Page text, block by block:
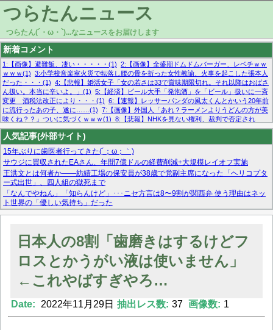
つらたんニュース
つらたん(´・ω・`)...なニュースをお届けします
新着コメント
1:【画像】避難飯、凄い・・・・・(1) 2:【画像】全盛期ドムドムバーガー、レベチｗｗ
ｗｗｗ(1) 3:小学校音楽室火災で転落し腰の骨を折った女性教諭、火事を起こした張本人
だった・・・(1) 4:【悲報】婚活女子「女の若さは33で賞味期限切れ。それ以降はおばさ
ん扱い。本当に辛いよ。」(1) 5:【経済】ビール大手「発泡酒」を「ビール」扱いに一斉
変更 酒税法改正により・・・(1) 6:【速報】レッサーパンダの風太くんとかいう20年前
に流行ったあの子、遂に……(1) 7:【画像】外国人「あれ？ラーメンよりうどんの方が美
味くね？？」ついに気づくｗｗｗ(1) 8:【悲報】NHKを見ない権利、裁判で否定され
る・・・(1) 9:欧州委員長「原発縮小は間違いでした」(1) 10:【悲報】日本企業の人手不
足、限界突破 52%「正社員も足りてません…」(1)
人気記事(外部サイト)
15年ぶりに歯医者行ってきた(´；ω；｀)
サウジに買収されたEAさん、年間7億ドルの経費削減+大規模レイオフ実施
王洪文とは何者か——紡績工場の保安員が38歳で党副主席になった「ヘリコプタ
ー式出世」、四人組の獄死まで
「なんでやねん」「知らんけど」･･･ニセ方言は8〜9割が関西弁 使う理由はネッ
ト世界の「優しい気持ち」だった
マーベル帝国、まさかの反省！？『サンダーボルツ』の高評価は本物か？ディズ
【モー娘。石田亜佑美】ファーストテイク出演も新規獲得ならず？北川莉央が1
【画像あり】FacebookとかTwitterで拾ったエロ画像貼ってくよ
日本人の8割「歯磨きはするけどフ
ロスとかうがい液は使いません」
←これやばすぎやろ…
Date: 2022年11月29日 抽出レス数: 37 画像数: 1